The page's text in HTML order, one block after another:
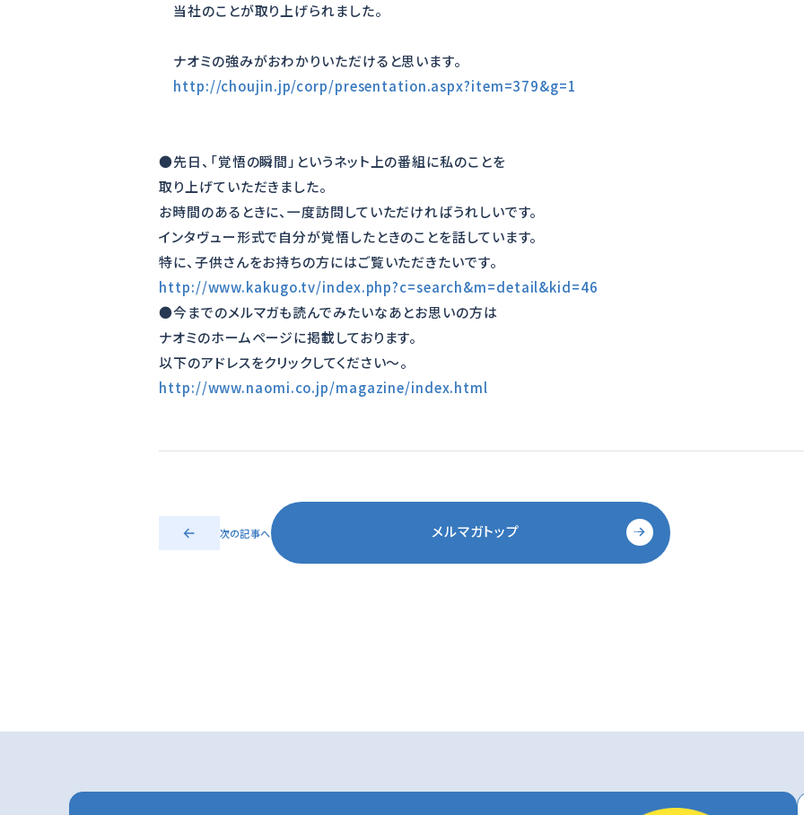
当社のことが取り上げられました。
ナオミの強みがおわかりいただけると思います。
http://choujin.jp/corp/presentation.aspx?item=379&g=1
●先日、「覚悟の瞬間」というネット上の番組に私のことを
取り上げていただきました。
お時間のあるときに、一度訪問していただければうれしいです。
インタヴュー形式で自分が覚悟したときのことを話しています。
特に、子供さんをお持ちの方にはご覧いただきたいです。
http://www.kakugo.tv/index.php?c=search&m=detail&kid=46
●今までのメルマガも読んでみたいなあとお思いの方は
ナオミのホームページに掲載しております。
以下のアドレスをクリックしてください～。
http://www.naomi.co.jp/magazine/index.html
次の記事へ メルマガトップ